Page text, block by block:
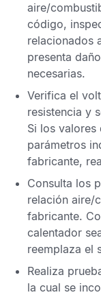
aire/
código,
relacionados
presenta
necesarias.
Verifica el
resistencia y
Si los valores
parámetros
fabricante,
Consulta los
relación aire/
fabricante.
calentador
reemplaza el
Realiza
la cual se